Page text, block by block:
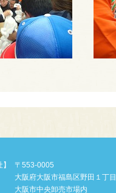
〒553-0005
大阪府大阪市福島区野田１丁
大阪市中央卸売市場内